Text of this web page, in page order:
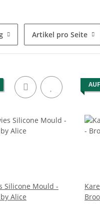
Artikel pro Seite
Silicone Mould -
Alice